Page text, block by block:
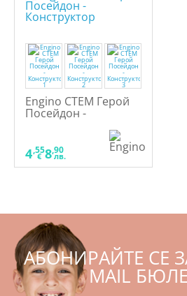
Engino СТЕМ Герой
Посейдон -
4,55
€ 8,90
лв.
АБОНИРАЙТЕ СЕ
MAIL